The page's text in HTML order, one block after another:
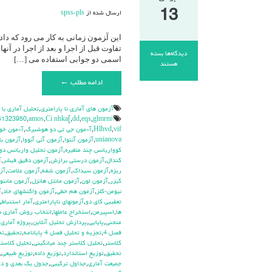
13
دیدگاه‌ها
برای
بسته
هستند
ارسال شده ازspss-pls
این آ‍زمون زمانی به کار می رود که
تفاوت قبل از اجرا و بعد از اجرا در
اسمی دو جوابی استفاده می […]
ادامه مطلب ←
آزمون هاي آماري نا پارامتري,تحليل آماري
\hdhdd
,amos,Ci nhka[ ,dd,eqs,glmrm آزمون
Hlhvd,vif
,آ»مون جي تي دو هوشبرگ,آ»مون
unianova
,آزمون آننوا,آزمون آني آنووا,آزمون
كوواريانس چند متغيره,آزمون تحليل واريانس
كندال,آزمون درستي برازش,آزمون دقيق فيشر ,
ريزه,آزمون سيداك,آزمون شفه,آزمون علامت,
كيزر ,آزمون لون,آزمون مانتل هانزل,آزمون
نيومن-كلز ,آزمون هم خطي,آزمون واكنشهاي حاد,
تعقيبي كاي دو,آزمونهاي ناپارامتري,آمار
ها,اسپيرمن,استخراج عاملها,انتخاب روش
منحني,پايايي,پردازش تحليل آنلاين,پروژه آماري
فصل 4 ,تجزيه و تحليل فصل 4 پايانامه ,تحقيق,
كلاستر ,تحليل كلاستر چند ميانگيني,تحليل
تحقيق,توزيع استاندارد,توزيع داده,توزيع طبيعي,
جميعت آماري,جداول تركيبي,جدول يك بعدي و